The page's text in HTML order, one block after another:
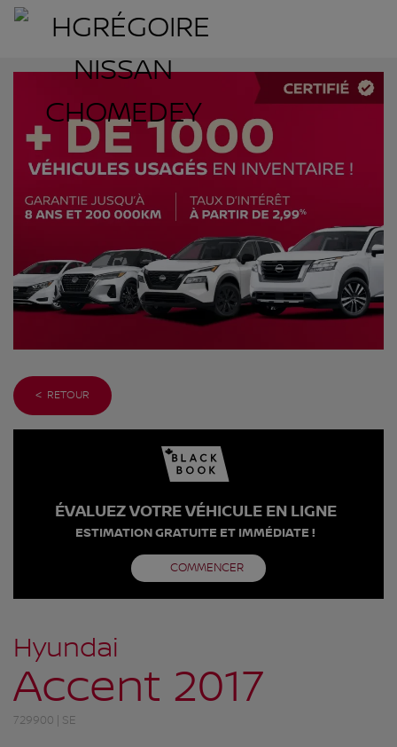
< RETOUR
ÉVALUEZ VOTRE VÉHICULE EN LIGNE
ESTIMATION GRATUITE ET IMMÉDIATE !
COMMENCER
Hyundai
Accent 2017
729900 | SE